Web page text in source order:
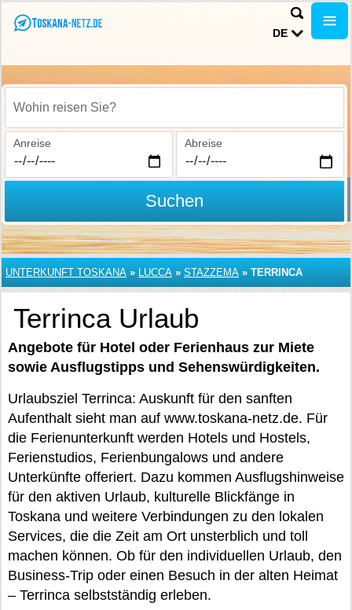
DE
Wohin reisen Sie?
Anreise Abreise
Suchen
UNTERKUNFT TOSKANA » LUCCA » STAZZEMA » TERRINCA
Terrinca Urlaub
Angebote für Hotel oder Ferienhaus zur Miete
sowie Ausflugstipps und Sehenswürdigkeiten.
Urlaubsziel Terrinca: Auskunft für den sanften
Aufenthalt sieht man auf www.toskana-netz.de. Für
die Ferienunterkunft werden Hotels und Hostels,
Ferienstudios, Ferienbungalows und andere
Unterkünfte offeriert. Dazu kommen Ausflugshinweise
für den aktiven Urlaub, kulturelle Blickfänge in
Toskana und weitere Verbindungen zu den lokalen
Services, die die Zeit am Ort unsterblich und toll
machen können. Ob für den individuellen Urlaub, den
Business-Trip oder einen Besuch in der alten Heimat
– Terrinca selbstständig erleben.